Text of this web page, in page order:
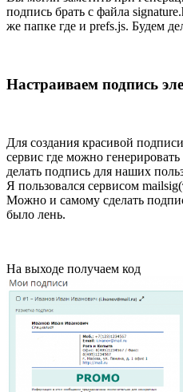
подпись брать с файла
же папке где и prefs.js. Будем
Настраиваем подпись
Для создания красивой
сервис где можно
делать подпись для наших
Я пользовался сервисом
Можно и самому сделать
было лень.
На выходе получаем код